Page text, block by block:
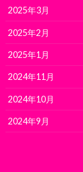
2025年3月
2025年2月
2025年1月
2024年11月
2024年10月
2024年9月